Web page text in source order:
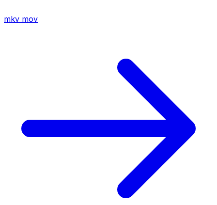
mkv mov